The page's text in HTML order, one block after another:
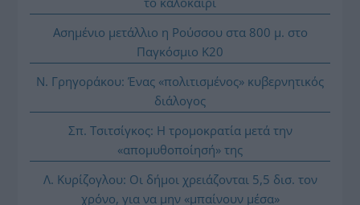
Ασημένιο μετάλλιο η Ρούσσου στα 800 μ. στο
Παγκόσμιο Κ20
Ν. Γρηγοράκου: Ένας «πολιτισμένος» κυβερνητικός
διάλογος
Σπ. Τσιτσίγκος: Η τρομοκρατία μετά την
«απομυθοποίησή» της
Λ. Κυρίζογλου: Οι δήμοι χρειάζονται 5,5 δισ. τον
χρόνο, για να μην «μπαίνουν μέσα»